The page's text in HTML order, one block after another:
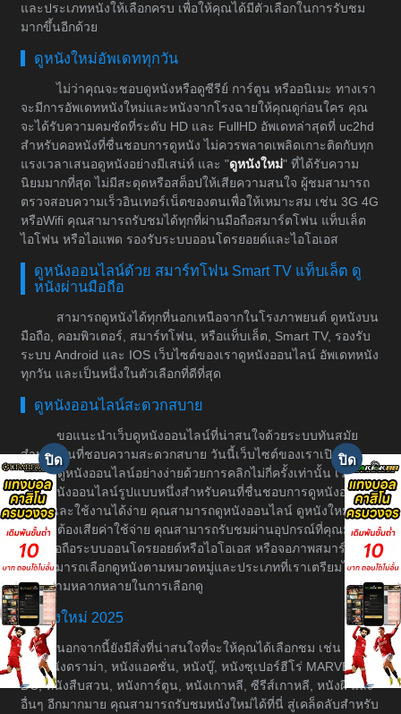
และประเภทหนังให้เลือกครบ เพื่อให้คุณได้มีตัวเลือกในการรับชม
มากขึ้นอีกด้วย
ดูหนังใหม่อัพเดททุกวัน
ไม่ว่าคุณจะชอบดูหนังหรือดูซีรีย์ การ์ตูน หรืออนิเมะ ทางเรา
จะมีการอัพเดทหนังใหม่และหนังจากโรงฉายให้คุณดูก่อนใคร คุณ
จะได้รับความคมชัดที่ระดับ HD และ FullHD อัพเดทล่าสุดที่ uc2hd
สำหรับคอหนังที่ชื่นชอบการดูหนัง ไม่ควรพลาดเพลิดเกาะติดกับทุก
แรงเวลาเสนอดูหนังอย่างมีเสน่ห์ และ "ดูหนังใหม่" ที่ได้รับความ
นิยมมากที่สุด ไม่มีสะดุดหรือสต็อปให้เสียความสนใจ ผู้ชมสามารถ
ตรวจสอบความเร็วอินเทอร์เน็ตของตนเพื่อให้เหมาะสม เช่น 3G 4G
หรือWifi คุณสามารถรับชมได้ทุกที่ผ่านมือถือสมาร์ตโฟน แท็บเล็ต
ไอโฟน หรือไอแพด รองรับระบบออนโดรยอยด์และไอโอเอส
ดูหนังออนไลน์ด้วย สมาร์ทโฟน Smart TV แท็บเล็ต ดู
หนังผ่านมือถือ
สามารถดูหนังได้ทุกที่นอกเหนือจากในโรงภาพยนต์ ดูหนังบน
มือถือ, คอมพิวเตอร์, สมาร์ทโฟน, หรือแท็บเล็ต, Smart TV, รองรับ
ระบบ Android และ IOS เว็บไซต์ของเราดูหนังออนไลน์ อัพเดทหนัง
ทุกวัน และเป็นหนึ่งในตัวเลือกที่ดีที่สุด
ดูหนังออนไลน์สะดวกสบาย
ขอแนะนำเว็บดูหนังออนไลน์ที่น่าสนใจด้วยระบบทันสมัย
สำหรับคนที่ชอบความสะดวกสบาย วันนี้เว็บไซต์ของเราเปิดให้
บริการดูหนังออนไลน์อย่างง่ายด้วยการคลิกไม่กี่ครั้งเท่านั้น เราเป็น
เว็บดูหนังออนไลน์รูปแบบหนึ่งสำหรับคนที่ชื่นชอบการดูหนังอย่างมี
ระบบและใช้งานได้ง่าย คุณสามารถดูหนังออนไลน์ ดูหนังใหม่ได้
โดยไม่ต้องเสียค่าใช้จ่าย คุณสามารถรับชมผ่านอุปกรณ์ที่คุณมีอยู่
เช่น มือถือระบบออนโดรยอยด์หรือไอโอเอส หรือจอภาพสมาร์ททีวี
คุณสามารถเลือกดูหนังตามหมวดหมู่และประเภทที่เราเตรียมไว้ให้
เพื่อความหลากหลายในการเลือกดู
หนังใหม่ 2025
นอกจากนี้ยังมีสิ่งที่น่าสนใจที่จะให้คุณได้เลือกชม เช่น หนัง
ต่อ, หนังดราม่า, หนังแอคชั่น, หนังบู๊, หนังซุเปอร์ฮีโร่ MARVEL &
DC, หนังสืบสวน, หนังการ์ตูน, หนังเกาหลี, ซีรีส์เกาหลี, หนังผี และ
อื่นๆ อีกมากมาย คุณสามารถรับชมหนังใหม่ได้ที่นี่ สู่เคล็ดลับสำหรับ